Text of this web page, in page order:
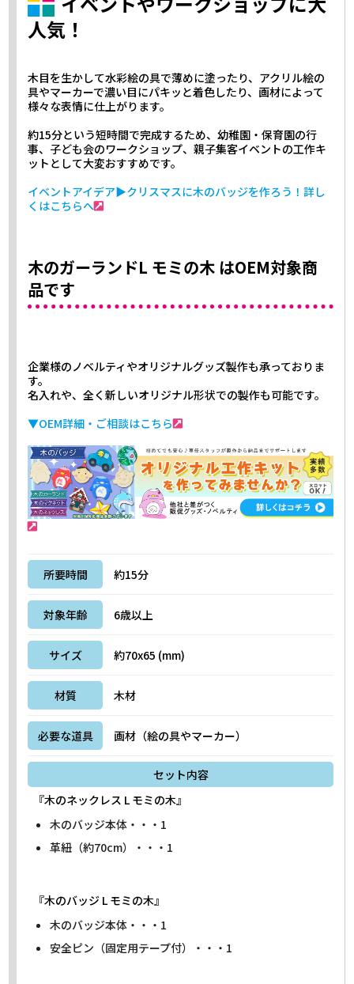
人気！
木目を生かして水彩絵の具で薄めに塗ったり、アクリル絵の
具やマーカーで濃い目にパキッと着色したり、画材によって
様々な表情に仕上がります。
約15分という短時間で完成するため、幼稚園・保育園の行
事、子ども会のワークショップ、親子集客イベントの工作キ
ットとして大変おすすめです。
イベントアイデア▶クリスマスに木のバッジを作ろう！詳し
くはこちらへ
木のガーランドL モミの木 はOEM対象商
品です
企業様のノベルティやオリジナルグッズ製作も承っておりま
す。
名入れや、全く新しいオリジナル形状での製作も可能です。
▼OEM詳細・ご相談はこちら
所要時間 約15分
対象年齢 6歳以上
サイズ 約70x65 (mm)
材質 木材
必要な道具 画材（絵の具やマーカー）
セット内容
『木のネックレス L モミの木』
木のバッジ本体・・・1
革紐（約70cm）・・・1
『木のバッジ L モミの木』
木のバッジ本体・・・1
安全ピン（固定用テープ付）・・・1